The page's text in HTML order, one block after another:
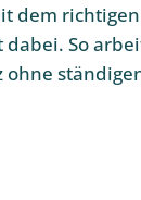
dem richtigen
So